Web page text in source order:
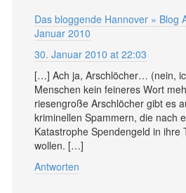
Das bloggende Hannover » Blog
Januar 2010
30. Januar 2010 at 22:03
[…] Ach ja, Arschlöcher… (nein,
Menschen kein feineres Wort
riesengroße Arschlöcher gibt es
kriminellen Spammern, die nach
Katastrophe Spendengeld in ihre
wollen. […]
Antworten